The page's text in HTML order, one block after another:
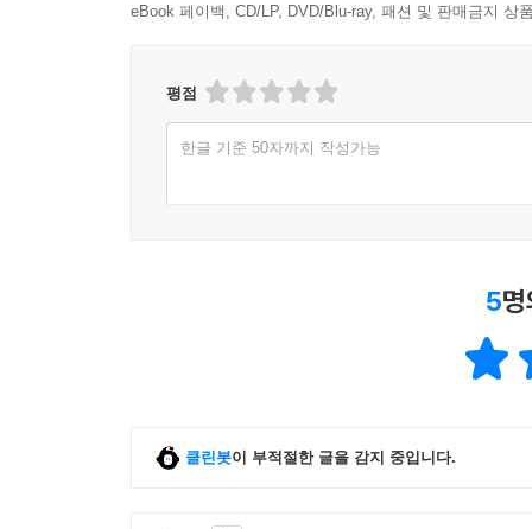
eBook 페이백, CD/LP, DVD/Blu-ray, 패션 및 판매금지 상
평점
한글 기준 50자까지 작성가능
5
클린봇이 부적절한 글을 감지 중입니다.